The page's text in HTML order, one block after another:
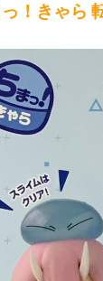
！きゃら